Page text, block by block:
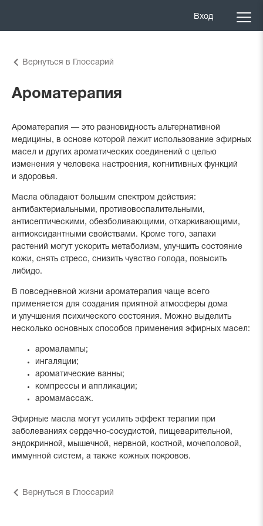
Вход
Вернуться в Глоссарий
Ароматерапия
Ароматерапия — это разновидность альтернативной
медицины, в основе которой лежит использование эфирных
масел и других ароматических соединений с целью
изменения у человека настроения, когнитивных функций
и здоровья.
Масла обладают большим спектром действия:
антибактериальными, противовоспалительными,
антисептическими, обезболивающими, отхаркивающими,
антиоксидантными свойствами. Кроме того, запахи
растений могут ускорить метаболизм, улучшить состояние
кожи, снять стресс, снизить чувство голода, повысить
либидо.
В повседневной жизни ароматерапия чаще всего
применяется для создания приятной атмосферы дома
и улучшения психического состояния. Можно выделить
несколько основных способов применения эфирных масел:
аромалампы;
ингаляции;
ароматические ванны;
компрессы и аппликации;
аромамассаж.
Эфирные масла могут усилить эффект терапии при
заболеваниях сердечно-сосудистой, пищеварительной,
эндокринной, мышечной, нервной, костной, мочеполовой,
иммунной систем, а также кожных покровов.
Вернуться в Глоссарий